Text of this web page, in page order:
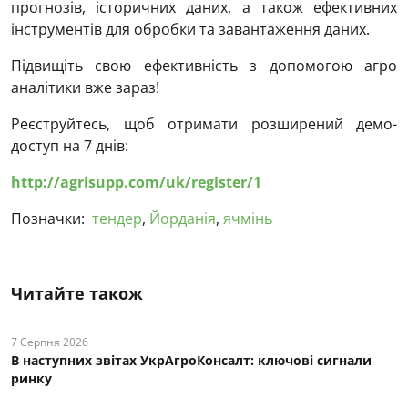
прогнозів, історичних даних, а також ефективних
інструментів для обробки та завантаження даних.
Підвищіть свою ефективність з допомогою агро
аналітики вже зараз!
Реєструйтесь, щоб отримати розширений демо-
доступ на 7 днів:
http://agrisupp.com/uk/register/1
Позначки: тендер, Йорданія, ячмінь
Читайте також
7 Серпня 2026
В наступних звітах УкрАгроКонсалт: ключові cигнали
ринку